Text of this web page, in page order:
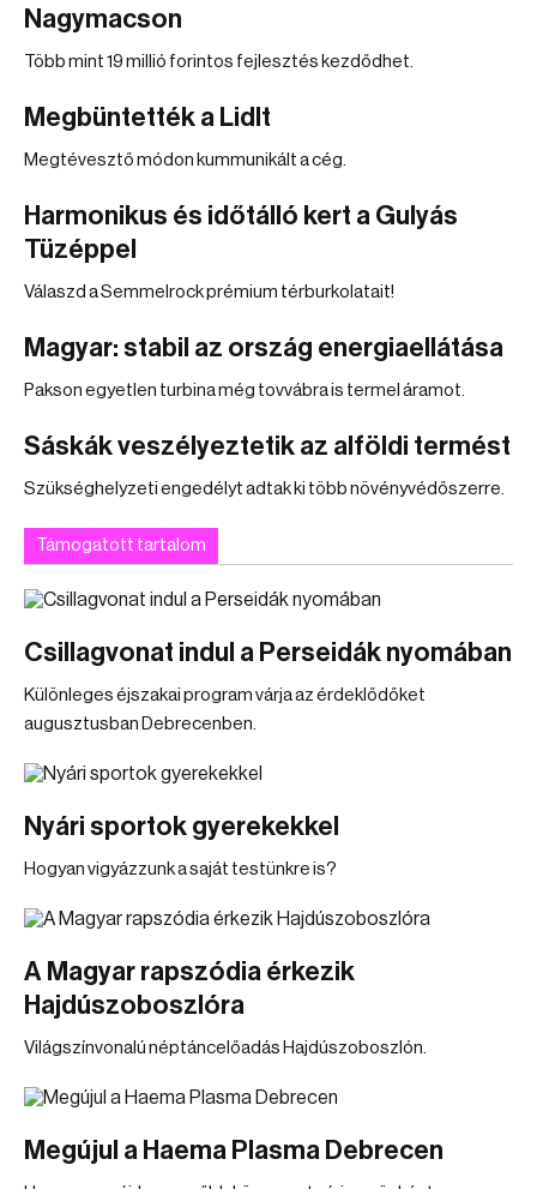
Nagymacson
Több mint 19 millió forintos fejlesztés kezdődhet.
Megbüntették a Lidlt
Megtévesztő módon kummunikált a cég.
Harmonikus és időtálló kert a Gulyás
Tüzéppel
Válaszd a Semmelrock prémium térburkolatait!
Magyar: stabil az ország energiaellátása
Pakson egyetlen turbina még tovvábra is termel áramot.
Sáskák veszélyeztetik az alföldi termést
Szükséghelyzeti engedélyt adtak ki több növényvédőszerre.
Támogatott tartalom
Csillagvonat indul a Perseidák nyomában
Különleges éjszakai program várja az érdeklődőket
augusztusban Debrecenben.
Nyári sportok gyerekekkel
Hogyan vigyázzunk a saját testünkre is?
A Magyar rapszódia érkezik
Hajdúszoboszlóra
Világszínvonalú néptáncelőadás Hajdúszoboszlón.
Megújul a Haema Plasma Debrecen